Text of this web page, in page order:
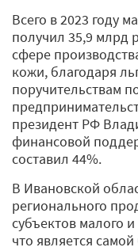
Всего в 2023 году
получил 35,9 млрд
сфере
кожи, благодаря
поручительствам
президент РФ
финансовой
составил 44%.
В Ивановской
регионального
субъектов малого
что является